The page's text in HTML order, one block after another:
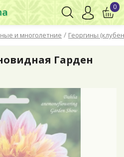
и многолетние / Георгины
0
Гарден